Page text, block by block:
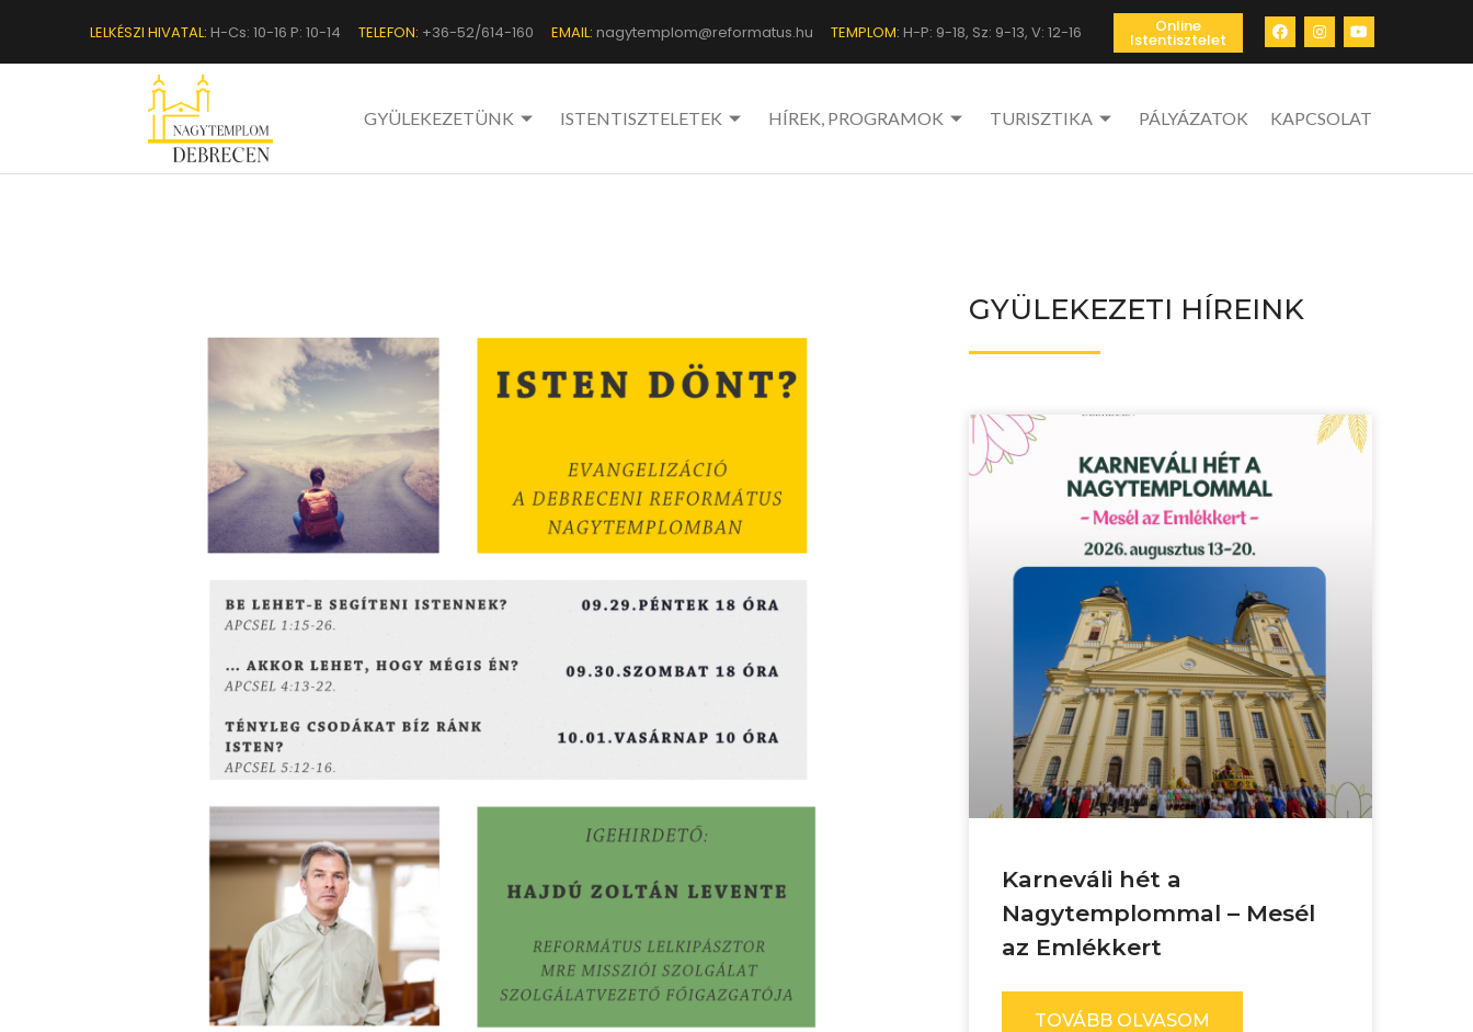
LELKÉSZI HIVATAL: H-Cs: 10-16 P: 10-14 TELEFON: +36-52/614-160 EMAIL: nagytemplom@reformatus.hu TEMPLOM: H-P: 9-18, Sz: 9-13, V: 12-16 Online
Istentisztelet
GYÜLEKEZETÜNK ISTENTISZTELETEK HÍREK, PROGRAMOK TURISZTIKA PÁLYÁZATOK KAPCSOLAT
GYÜLEKEZETI HÍREINK
Karneváli hét a
Nagytemplommal – Mesél
az Emlékkert
TOVÁBB OLVASOM